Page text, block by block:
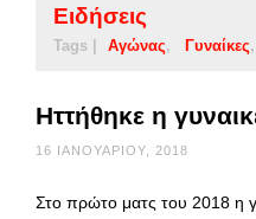
Ειδήσεις
Tags | Αγώνας Γυναίκες
Ηττήθηκε η
16 ΙΑΝΟΥΑΡΊΟΥ, 2018
Στο πρώτο ματς του 2018 η